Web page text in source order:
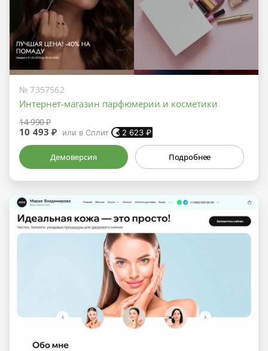
№ 7357562
Интернет-магазин парфюмерии и косметики
14 990 ₽
10 493 ₽ или в Сплит 2 623₽
Демоверсия Подробнее